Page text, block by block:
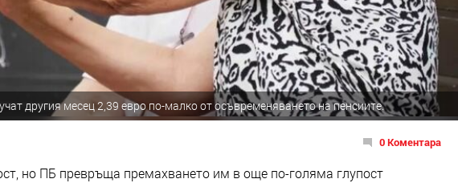
другия месец 2,39 евро по-малко от осъвременяването на пенсиите.
0 Коментара
но ПБ превръща премахването им в още по-голяма глупост